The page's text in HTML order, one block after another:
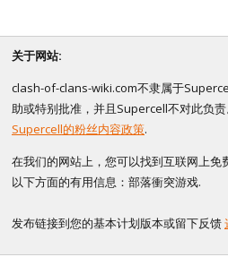
关于网站:
clash-of-clans-wiki.com不隶属于
助或特别批准，并且Supercell不对此负
Supercell的粉丝内容政策.
在我们的网站上，您可以找到互联网上
以下方面的有用信息：部落衝突游戏.
发布链接到您的基本计划版本或留下反馈